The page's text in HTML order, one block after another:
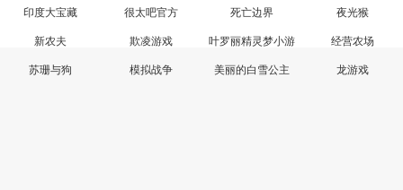
印度大宝藏 很太吧官方 死亡边界 夜光猴
新农夫 欺凌游戏
叶罗丽精灵梦小游
戏
经营农场
苏珊与狗 模拟战争 美丽的白雪公主 龙游戏